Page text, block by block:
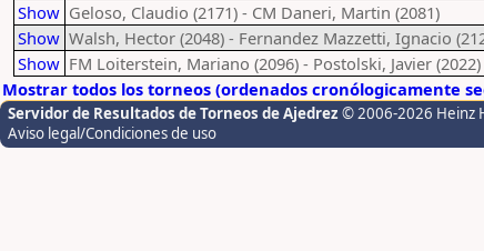
Show Geloso, Claudio (2171) - CM Daneri, Martin (2081)
Show Walsh, Hector (2048) - Fernandez Mazzetti, Ignacio
Show FM Loiterstein, Mariano (2096) - Postolski, Javier (2022)
Mostrar todos los torneos (ordenados cronólogicamente
Servidor de Resultados de Torneos de Ajedrez © 2006-2026 Heinz
Aviso legal/Condiciones de uso